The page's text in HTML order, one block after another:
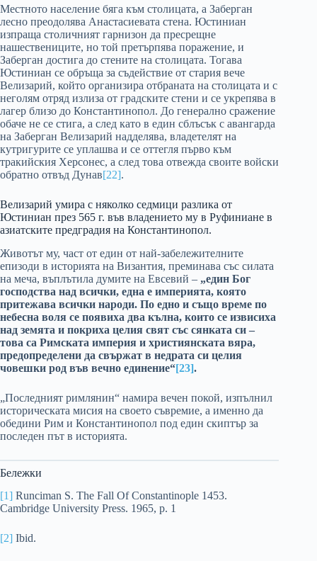
Местното население бяга към столицата, а Заберган
лесно преодолява Анастасиевата стена. Юстиниан
изпраща столичният гарнизон да пресрещне
нашествениците, но той претърпява поражение, и
Заберган достига до стените на столицата. Тогава
Юстиниан се обръща за съдействие от стария вече
Велизарий, който организира отбраната на столицата и с
неголям отряд излиза от градските стени и се укрепява в
лагер близо до Константинопол. До генерално сражение
обаче не се стига, а след като в един сблъсък с авангарда
на Заберган Велизарий надделява, владетелят на
кутригурите се уплашва и се оттегля първо към
тракийския Херсонес, а след това отвежда своите войски
обратно отвъд Дунав[22].
Велизарий умира с няколко седмици разлика от
Юстиниан през 565 г. във владението му в Руфиниане в
азиатските предградия на Константинопол.
Животът му, част от един от най-забележителните
епизоди в историята на Византия, преминава със силата
на меча, въплътила думите на Евсевий – „един Бог
господства над всички, една е империята, която
притежава всички народи. По едно и също време по
небесна воля се появиха два кълна, които се извисиха
над земята и покриха целия свят със сянката си –
това са Римската империя и християнската вяра,
предопределени да свържат в недрата си целия
човешки род във вечно единение“[23].
„Последният римлянин“ намира вечен покой, изпълнил
историческата мисия на своето съвремие, а именно да
обедини Рим и Константинопол под един скиптър за
последен път в историята.
Бележки
[1] Runciman S. The Fall Of Constantinople 1453.
Cambridge University Press. 1965, p. 1
[2] Ibid.